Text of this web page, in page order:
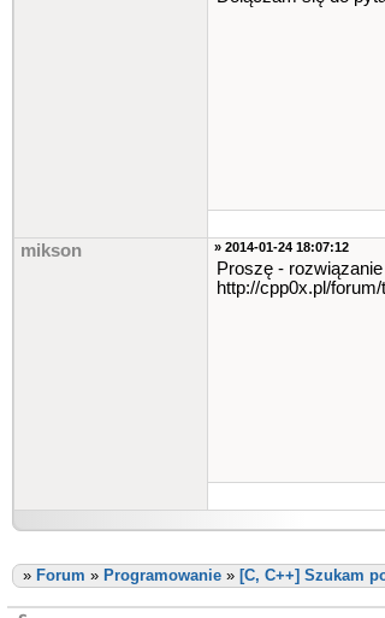
mikson » 2014-01-24 18:07:12
Proszę -
http://cpp0x.pl/
» Forum » Programowanie » [C, C++] Szukam